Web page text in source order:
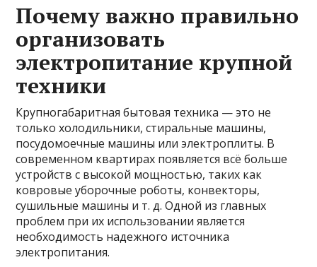
Почему важно правильно
организовать
электропитание крупной
техники
Крупногабаритная бытовая техника — это не
только холодильники, стиральные машины,
посудомоечные машины или электроплиты. В
современном квартирах появляется всё больше
устройств с высокой мощностью, таких как
ковровые уборочные роботы, конвекторы,
сушильные машины и т. д. Одной из главных
проблем при их использовании является
необходимость надежного источника
электропитания.